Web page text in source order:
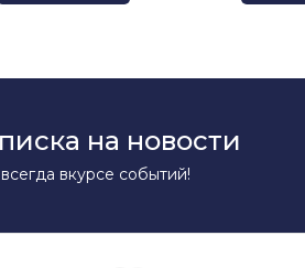
на новости
вкурсе событий!